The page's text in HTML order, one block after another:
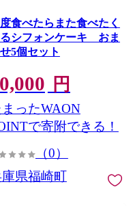
食べたらまた食べたく
シフォンケーキ おま
5個セット
円
まったWAON
で寄附できる！
（0）
県福崎町